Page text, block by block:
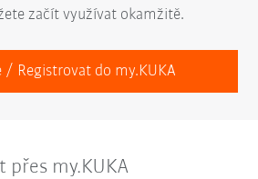
začít využívat okamžitě.
/ Registrovat do my.KUKA
přes my.KUKA